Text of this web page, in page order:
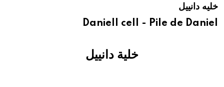
هيئة الموسوعة العربية تطلق موسوعات جديدة في عام 2026خليه دانييل
Daniell cell - Pile de Daniel
خلية دانييل